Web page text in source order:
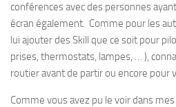
conférences avec des personnes
écran également. Comme pour les
lui ajouter des Skill que ce soit pour
prises, thermostats, lampes, … ),
routier avant de partir ou encore pour
Comme vous avez pu le voir dans